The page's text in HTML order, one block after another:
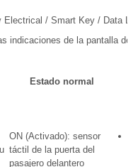
Electrical / Smart Key / Data
indicaciones de la pantalla del
Estado normal
ON (Activado): sensor
táctil de la puerta del
pasajero delantero